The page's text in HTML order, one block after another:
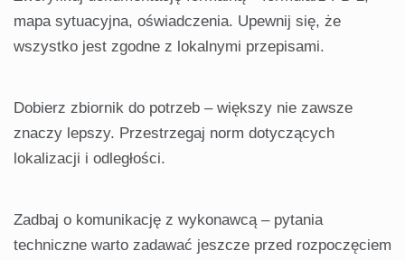
mapa sytuacyjna, oświadczenia. Upewnij się, że
wszystko jest zgodne z lokalnymi przepisami.
Dobierz zbiornik do potrzeb – większy nie zawsze
znaczy lepszy. Przestrzegaj norm dotyczących
lokalizacji i odległości.
Zadbaj o komunikację z wykonawcą – pytania
techniczne warto zadawać jeszcze przed rozpoczęciem